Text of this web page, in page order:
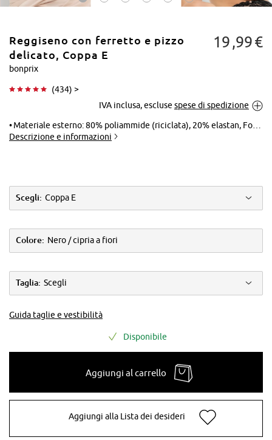
ingrandire
Reggiseno con ferretto e pizzo
delicato, Coppa E
bonprix
(434) >
19 99€
IVA inclusa, escluse spese di spedizione
Materiale esterno: 80% poliammide (riciclata), 20% elastan, Fodera: 83% poliammide, 17% elastan, Pizzo: 58% poliammide, 30% poliammide (riciclata), 12% elastan
Descrizione e informazioni
Scegli: Coppa E
Colore: Nero / cipria a fiori
Taglia: Scegli
Guida taglie e vestibilità
Disponibile
Aggiungi al carrello
Aggiungi alla Lista dei desideri